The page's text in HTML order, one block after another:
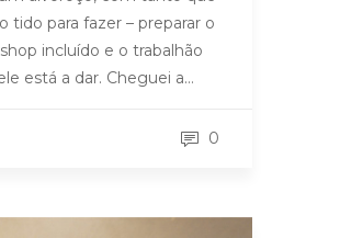
tido para fazer – preparar o
incluído e o trabalhão
está a dar. Cheguei a…
0